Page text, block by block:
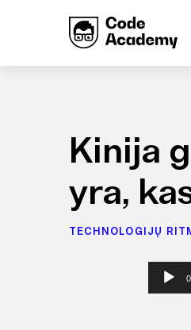
Kinija
yra,
TECHNOLOGIJŲ
Audio